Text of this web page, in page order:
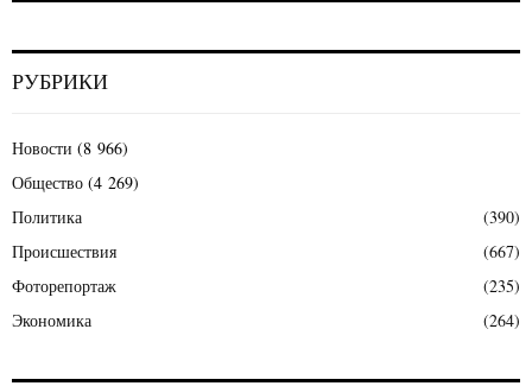
РУБРИКИ
Новости (8 966)
Общество (4 269)
Политика
(390)
Происшествия
(667)
Фоторепортаж
(235)
Экономика
(264)